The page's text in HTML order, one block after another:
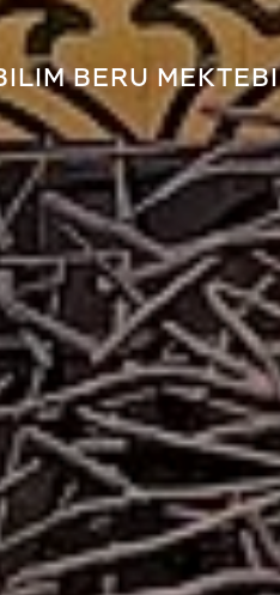
BERU MEKTEBI